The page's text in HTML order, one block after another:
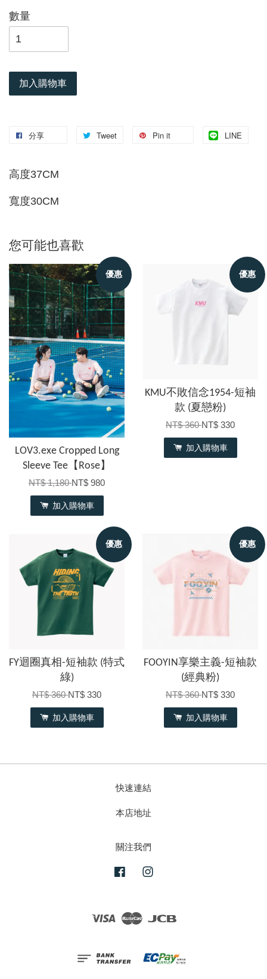
數量
加入購物車
分享 Tweet Pin it LINE
高度37CM
寬度30CM
您可能也喜歡
優惠
LOV3.exe Cropped Long
Sleeve Tee【Rose】
NT$ 1,180NT$ 980
加入購物車
優惠
KMU不敗信念1954-短袖
款 (夏戀粉)
NT$ 360NT$ 330
加入購物車
優惠
FY迴圈真相-短袖款 (特式
綠)
NT$ 360NT$ 330
加入購物車
優惠
FOOYIN享樂主義-短袖款
(經典粉)
NT$ 360NT$ 330
加入購物車
快速連結
本店地址
關注我們
Facebook
Visa Master